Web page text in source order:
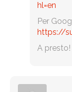
hl=en
Per
https://
A presto!